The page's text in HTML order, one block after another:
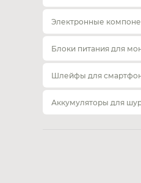
Электронные
Блоки питания для
Шлейфы для
Аккумуляторы для